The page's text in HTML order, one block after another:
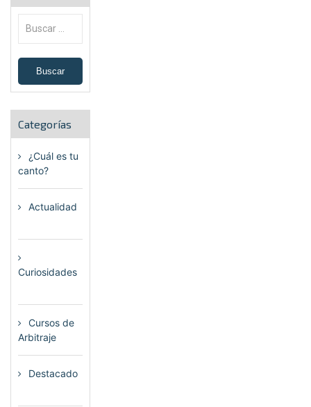
Categorías
¿Cuál es tu
canto?
Actualidad
Curiosidades
Cursos de
Arbitraje
Destacado